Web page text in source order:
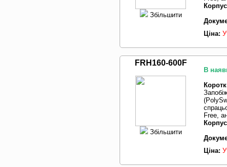
Збільшити
Ціна:
FRH160-600F
Збільшити
В
Free,
Ціна: